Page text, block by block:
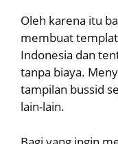
Oleh karena itu
membuat
Indonesia dan
tanpa biaya.
tampilan bussid
lain-lain.